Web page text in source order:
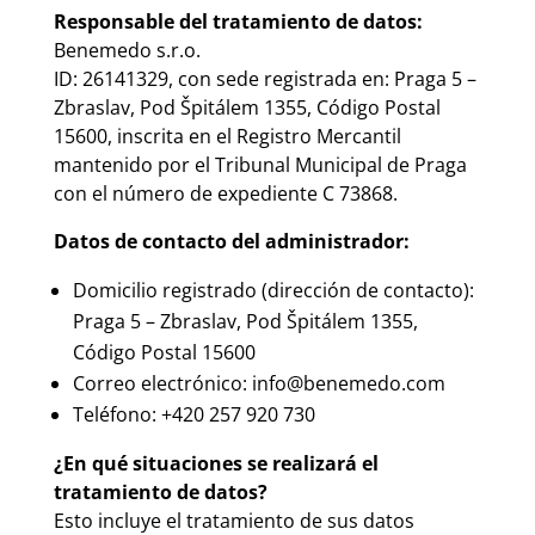
Responsable del tratamiento de datos:
Benemedo s.r.o.
ID: 26141329, con sede registrada en: Praga 5 –
Zbraslav, Pod Špitálem 1355, Código Postal
15600, inscrita en el Registro Mercantil
mantenido por el Tribunal Municipal de Praga
con el número de expediente C 73868.
Datos de contacto del administrador:
Domicilio registrado (dirección de contacto):
Praga 5 – Zbraslav, Pod Špitálem 1355,
Código Postal 15600
Correo electrónico: info@benemedo.com
Teléfono: +420 257 920 730
¿En qué situaciones se realizará el
tratamiento de datos?
Esto incluye el tratamiento de sus datos